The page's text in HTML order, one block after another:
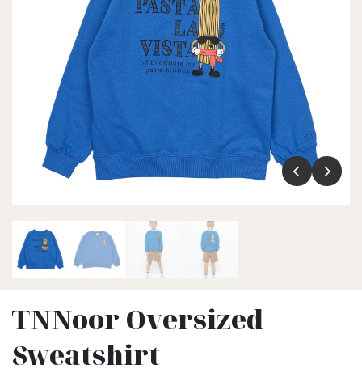
TNNoor Oversized
Sweatshirt